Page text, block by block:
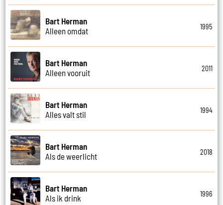
Bart Herman
Alleen omdat
1995
Bart Herman
Alleen vooruit
2011
Bart Herman
Alles valt stil
1994
Bart Herman
Als de weerlicht
2018
Bart Herman
Als ik drink
1996